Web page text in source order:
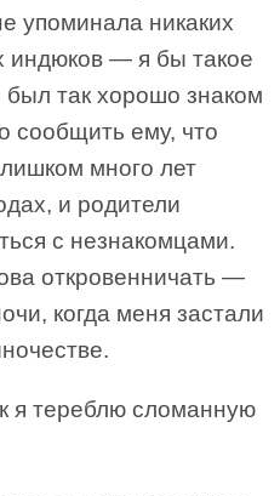
упоминала никаких
индюков — я бы такое
так хорошо знаком
сообщить ему, что
много лет
и родители
с незнакомцами.
откровенничать —
когда меня застали
я тереблю сломанную